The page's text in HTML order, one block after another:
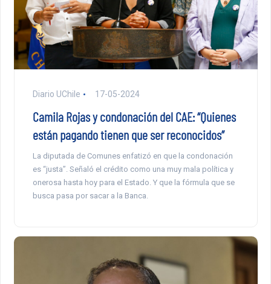
Diario UChile 17-05-2024
Camila Rojas y condonación del CAE: “Quienes
están pagando tienen que ser reconocidos”
La diputada de Comunes enfatizó en que la condonación
es “justa”. Señaló el crédito como una muy mala política y
onerosa hasta hoy para el Estado. Y que la fórmula que se
busca pasa por sacar a la Banca.